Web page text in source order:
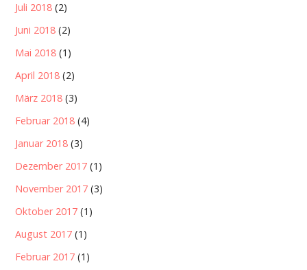
Juli 2018 (2)
Juni 2018 (2)
Mai 2018 (1)
April 2018 (2)
März 2018 (3)
Februar 2018 (4)
Januar 2018 (3)
Dezember 2017 (1)
November 2017 (3)
Oktober 2017 (1)
August 2017 (1)
Februar 2017 (1)